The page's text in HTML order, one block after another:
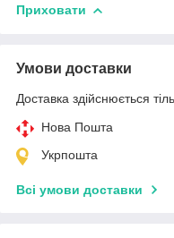
Приховати
Умови доставки
Доставка здійснюється
Нова Пошта
Укрпошта
Всі умови доставки